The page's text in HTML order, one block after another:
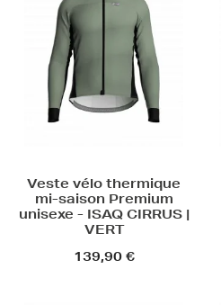
Veste vélo thermique
mi-saison Premium
unisexe - ISAQ CIRRUS |
VERT
139,90 €